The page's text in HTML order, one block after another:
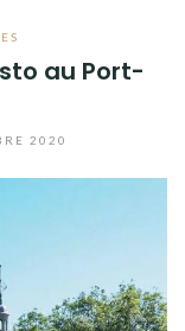
au Port-
2020